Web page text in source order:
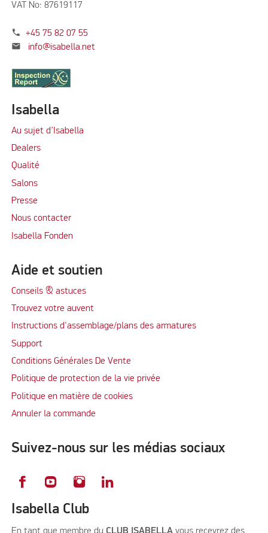
VAT No: 87619117
phone +45 75 82 07 55
mail info@isabella.net
Isabella
Au sujet d’Isabella
Dealers
Qualité
Salons
Presse
Nous contacter
Isabella Fonden
Aide et soutien
Conseils & astuces
Trouvez votre auvent
Instructions d'assemblage/plans des armatures
Support
Conditions Générales De Vente
Politique de protection de la vie privée
Politique en matière de cookies
Annuler la commande
Suivez-nous sur les médias sociaux
Isabella Club
En tant que membre du CLUB ISABELLA vous recevrez des